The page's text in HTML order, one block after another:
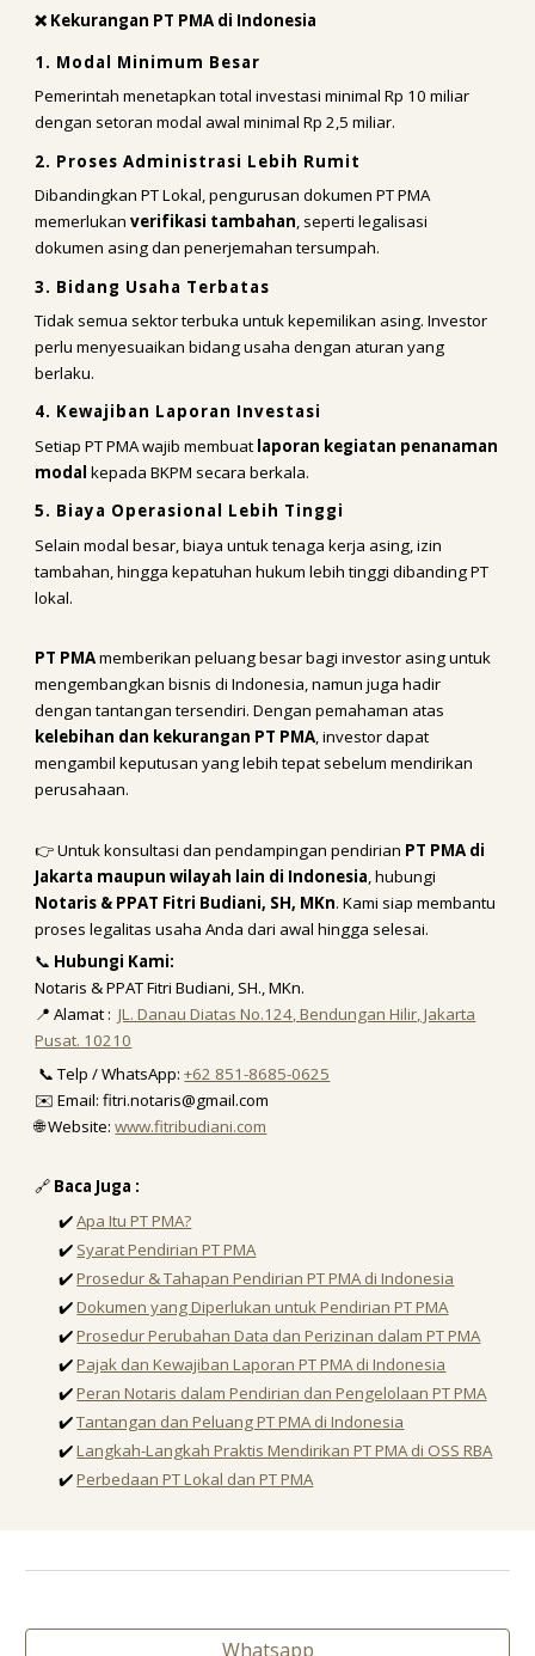
❌ Kekurangan PT PMA di Indonesia
1. Modal Minimum Besar
Pemerintah menetapkan total investasi minimal Rp 10 miliar
dengan setoran modal awal minimal Rp 2,5 miliar.
2. Proses Administrasi Lebih Rumit
Dibandingkan PT Lokal, pengurusan dokumen PT PMA
memerlukanverifikasi tambahan, seperti legalisasi
dokumen asing dan penerjemahan tersumpah.
3. Bidang Usaha Terbatas
Tidak semua sektor terbuka untuk kepemilikan asing. Investor
perlu menyesuaikan bidang usaha dengan aturan yang
berlaku.
4. Kewajiban Laporan Investasi
Setiap PT PMA wajib membuat laporan kegiatan penanaman
modal kepada BKPM secara berkala.
5. Biaya Operasional Lebih Tinggi
Selain modal besar, biaya untuk tenaga kerja asing, izin
tambahan, hingga kepatuhan hukum lebih tinggi dibanding PT
lokal.
PT PMAmemberikan peluang besar bagi investor asing untuk
mengembangkan bisnis di Indonesia, namun juga hadir
dengan tantangan tersendiri. Dengan pemahaman atas
kelebihan dan kekurangan PT PMA, investor dapat
mengambil keputusan yang lebih tepat sebelum mendirikan
perusahaan.
👉 Untuk konsultasi dan pendampingan pendirian PT PMA di
Jakarta maupun wilayah lain di Indonesia, hubungi
Notaris & PPAT Fitri Budiani, SH, MKn. Kami siap membantu
proses legalitas usaha Anda dari awal hingga selesai.
📞 Hubungi Kami:
Notaris & PPAT Fitri Budiani, SH., MKn.
📍 Alamat : JL. Danau Diatas No.124, Bendungan Hilir, Jakarta
Pusat. 10210
📞 Telp / WhatsApp:+62 851-8685-0625
✉️ Email: fitri.notaris@gmail.com
🌐 Website:www.fitribudiani.com
🔗 Baca Juga :
✔️Apa Itu PT PMA?
✔️ Syarat Pendirian PT PMA
✔️Prosedur & Tahapan Pendirian PT PMA di Indonesia
✔️Dokumen yang Diperlukan untuk Pendirian PT PMA
✔️Prosedur Perubahan Data dan Perizinan dalam PT PMA
✔️Pajak dan Kewajiban Laporan PT PMA di Indonesia
✔️Peran Notaris dalam Pendirian dan Pengelolaan PT PMA
✔️Tantangan dan Peluang PT PMA di Indonesia
✔️Langkah-Langkah Praktis Mendirikan PT PMA di OSS RBA
✔️Perbedaan PT Lokal dan PT PMA
Whatsapp